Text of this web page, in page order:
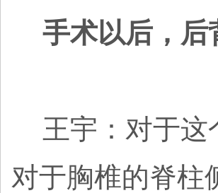
手术以后，后
王宇：对于这
对于胸椎的脊柱